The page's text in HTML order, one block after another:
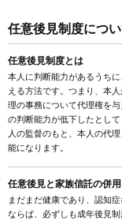
任意後見制度につ
任意後見制度とは
本人に判断能力があるうち
える方法です。つまり、本
理の事務について代理権を
の判断能力が低下したとし
人の監督のもと、本人の代
能になります。
任意後見と家族信託の併用
まだまだ健康であり、認知
ならば、必ずしも成年後見